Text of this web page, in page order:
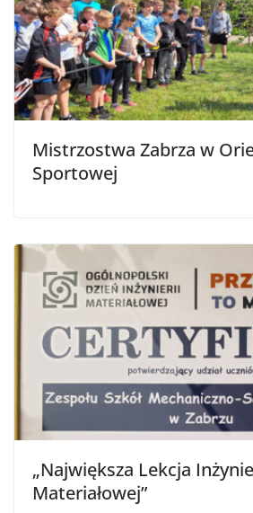
Mistrzostwa Zabrza w
Sportowej
„Największa Lekcja
Materiałowej”